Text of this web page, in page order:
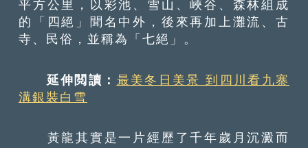
平方公里，以彩池、雪山、峽谷、森林組成
的「四絕」聞名中外，後來再加上灘流、古
寺、民俗，並稱為「七絕」。
延伸閲讀： 最美冬日美景 到四川看九寨
溝銀裝白雪
黃龍其實是一片經歷了千年歲月沉澱而